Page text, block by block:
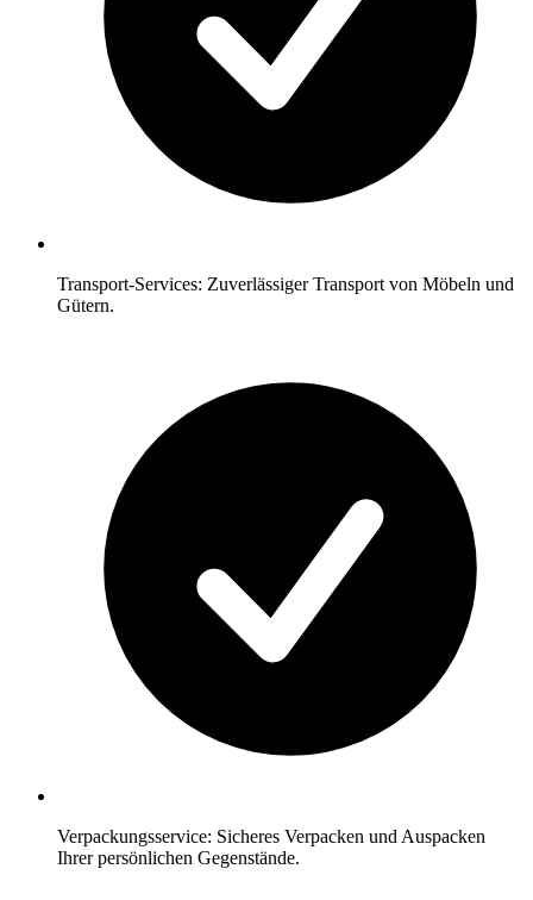
Transport-Services: Zuverlässiger Transport von Möbeln und
Gütern.
Verpackungsservice: Sicheres Verpacken und Auspacken
Ihrer persönlichen Gegenstände.